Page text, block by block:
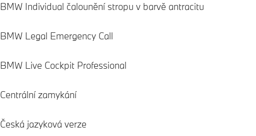
BMW Individual čalounění stropu v barvě antracitu
BMW Legal Emergency Call
BMW Live Cockpit Professional
Centrální zamykání
Česká jazyková verze